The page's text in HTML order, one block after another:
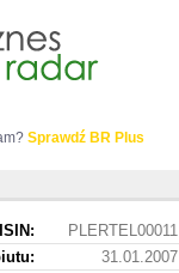
Sprawdź BR Plus
ISIN:
PLERTEL00011
31.01.2007